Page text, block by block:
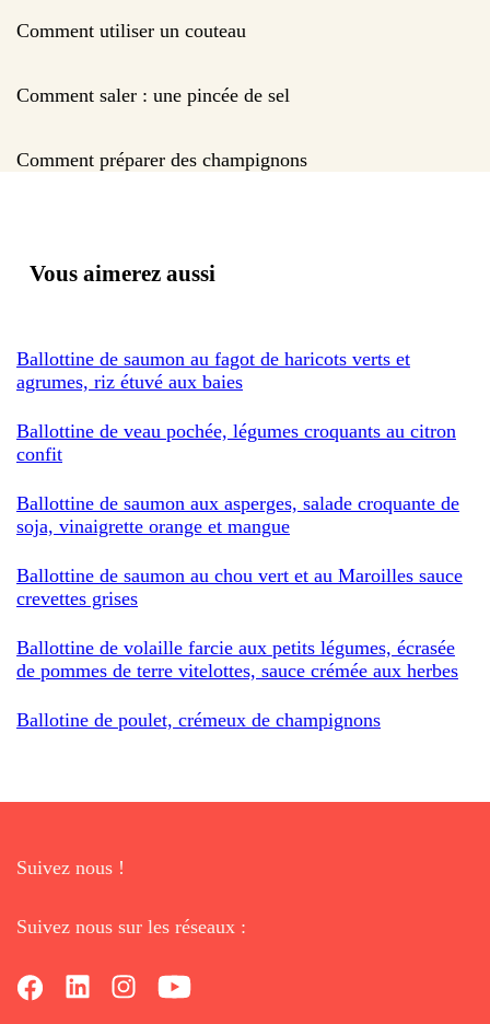
Comment utiliser un couteau
Comment saler : une pincée de sel
Comment préparer des champignons
Vous aimerez aussi
Ballottine de saumon au fagot de haricots verts et
agrumes, riz étuvé aux baies
Ballottine de veau pochée, légumes croquants au citron
confit
Ballottine de saumon aux asperges, salade croquante de
soja, vinaigrette orange et mangue
Ballottine de saumon au chou vert et au Maroilles sauce
crevettes grises
Ballottine de volaille farcie aux petits légumes, écrasée
de pommes de terre vitelottes, sauce crémée aux herbes
Ballotine de poulet, crémeux de champignons
Suivez nous !
Suivez nous sur les réseaux :